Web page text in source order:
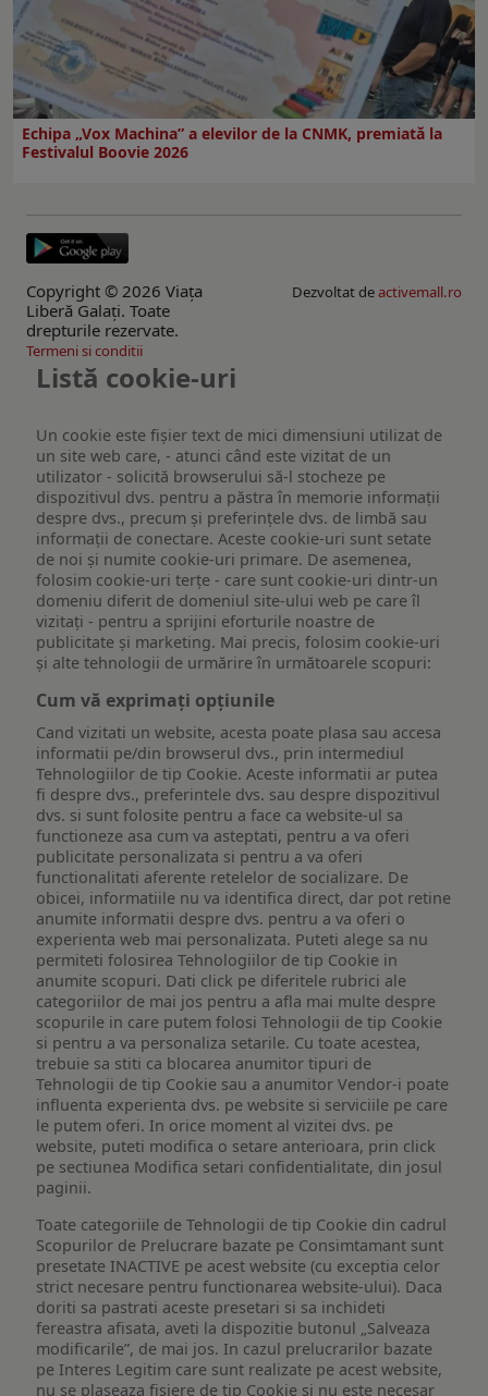
Echipa „Vox Machina” a elevilor de la CNMK, premiată la
Festivalul Boovie 2026
Copyright © 2026 Viaţa
Liberă Galaţi. Toate
drepturile rezervate.
Dezvoltat deactivemall.ro
Termeni si conditii
Listă cookie-uri
Un cookie este fişier text de mici dimensiuni utilizat de
un site web care, - atunci când este vizitat de un
utilizator - solicită browserului să-l stocheze pe
dispozitivul dvs. pentru a păstra în memorie informații
despre dvs., precum și preferințele dvs. de limbă sau
informații de conectare. Aceste cookie-uri sunt setate
de noi și numite cookie-uri primare. De asemenea,
folosim cookie-uri terțe - care sunt cookie-uri dintr-un
domeniu diferit de domeniul site-ului web pe care îl
vizitați - pentru a sprijini eforturile noastre de
publicitate și marketing. Mai precis, folosim cookie-uri
și alte tehnologii de urmărire în următoarele scopuri:
Cum vă exprimați opțiunile
Cand vizitati un website, acesta poate plasa sau accesa
informatii pe/din browserul dvs., prin intermediul
Tehnologiilor de tip Cookie. Aceste informatii ar putea
fi despre dvs., preferintele dvs. sau despre dispozitivul
dvs. si sunt folosite pentru a face ca website-ul sa
functioneze asa cum va asteptati, pentru a va oferi
publicitate personalizata si pentru a va oferi
functionalitati aferente retelelor de socializare. De
obicei, informatiile nu va identifica direct, dar pot retine
anumite informatii despre dvs. pentru a va oferi o
experienta web mai personalizata. Puteti alege sa nu
permiteti folosirea Tehnologiilor de tip Cookie in
anumite scopuri. Dati click pe diferitele rubrici ale
categoriilor de mai jos pentru a afla mai multe despre
scopurile in care putem folosi Tehnologii de tip Cookie
si pentru a va personaliza setarile. Cu toate acestea,
trebuie sa stiti ca blocarea anumitor tipuri de
Tehnologii de tip Cookie sau a anumitor Vendor-i poate
influenta experienta dvs. pe website si serviciile pe care
le putem oferi. In orice moment al vizitei dvs. pe
website, puteti modifica o setare anterioara, prin click
pe sectiunea Modifica setari confidentialitate, din josul
paginii.
Toate categoriile de Tehnologii de tip Cookie din cadrul
Scopurilor de Prelucrare bazate pe Consimtamant sunt
presetate INACTIVE pe acest website (cu exceptia celor
strict necesare pentru functionarea website-ului). Daca
doriti sa pastrati aceste presetari si sa inchideti
fereastra afisata, aveti la dispozitie butonul „Salveaza
modificarile”, de mai jos. In cazul prelucrarilor bazate
pe Interes Legitim care sunt realizate pe acest website,
nu se plaseaza fisiere de tip Cookie si nu este necesar